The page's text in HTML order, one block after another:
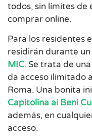
todos, sin límites de
comprar online.
Para los residentes
residirán durante
MIC. Se trata de
da acceso ilimitado
Roma. Una bonita
Capitolina ai Beni
además, en
acceso.